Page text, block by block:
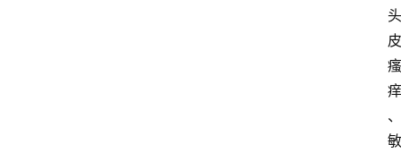
头
皮
瘙
痒
、
敏